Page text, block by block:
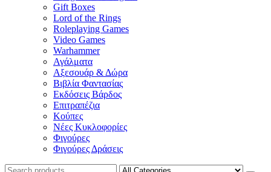
Gift Boxes
Lord of the Rings
Roleplaying Games
Video Games
Warhammer
Αγάλματα
Αξεσουάρ & Δώρα
Βιβλία Φαντασίας
Εκδόσεις Βάρδος
Επιτραπέζια
Κούπες
Νέες Κυκλοφορίες
Φιγούρες
Φιγούρες Δράσεις